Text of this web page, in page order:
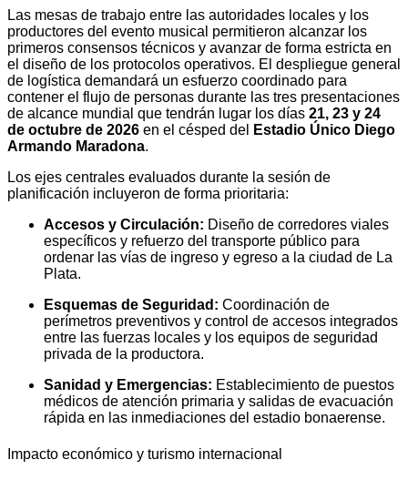
Las mesas de trabajo entre las autoridades locales y los
productores del evento musical permitieron alcanzar los
primeros consensos técnicos y avanzar de forma estricta en
el diseño de los protocolos operativos. El despliegue general
de logística demandará un esfuerzo coordinado para
contener el flujo de personas durante las tres presentaciones
de alcance mundial que tendrán lugar los días 21, 23 y 24
de octubre de 2026 en el césped del
Estadio Único Diego
Armando Maradona.
Los ejes centrales evaluados durante la sesión de
planificación incluyeron de forma prioritaria:
Accesos y Circulación: Diseño de corredores viales
específicos y refuerzo del transporte público para
ordenar las vías de ingreso y egreso a la ciudad de La
Plata.
Esquemas de Seguridad: Coordinación de
perímetros preventivos y control de accesos integrados
entre las fuerzas locales y los equipos de seguridad
privada de la productora.
Sanidad y Emergencias: Establecimiento de puestos
médicos de atención primaria y salidas de evacuación
rápida en las inmediaciones del estadio bonaerense.
Impacto económico y turismo internacional